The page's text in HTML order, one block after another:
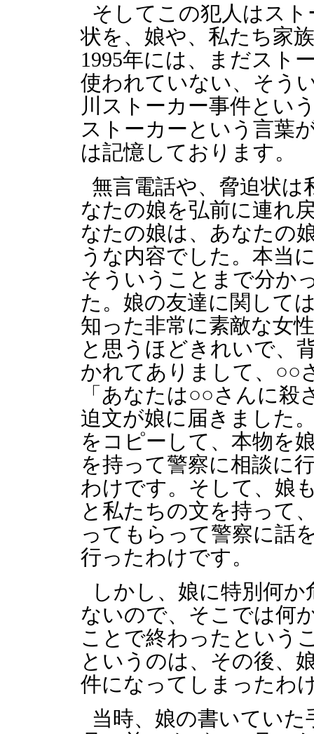
そしてこの犯人はス
状を、娘や、私たち家
1995年には、まだスト
使われていない、そう
川ストーカー事件とい
ストーカーという言葉
は記憶しております。
無言電話や、脅迫状
なたの娘を弘前に連れ
なたの娘は、あなたの
うな内容でした。本当
そういうことまで分か
た。娘の友達に関して
知った非常に素敵な女
と思うほどきれいで、
かれてありまして、○○
「あなたは○○さんに
迫文が娘に届きました
をコピーして、本物を
を持って警察に相談に
わけです。そして、娘
と私たちの文を持って
ってもらって警察に話
行ったわけです。
しかし、娘に特別何
ないので、そこでは何
ことで終わったという
というのは、その後、
件になってしまったわ
当時、娘の書いてい